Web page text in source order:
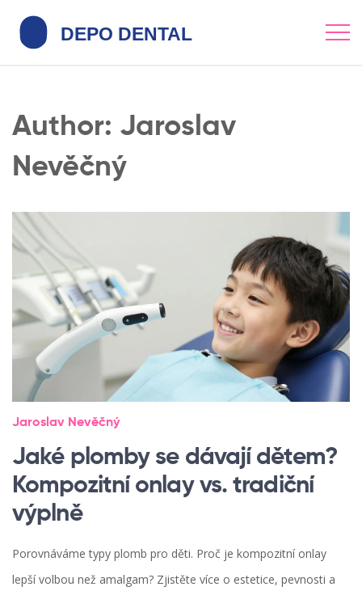
Author: Jaroslav
Nevěčný
Jaroslav Nevěčný
Jaké plomby se dávají dětem?
Kompozitní onlay vs. tradiční
výplně
Porovnáváme typy plomb pro děti. Proč je kompozitní onlay
lepší volbou než amalgam? Zjistěte více o estetice, pevnosti a